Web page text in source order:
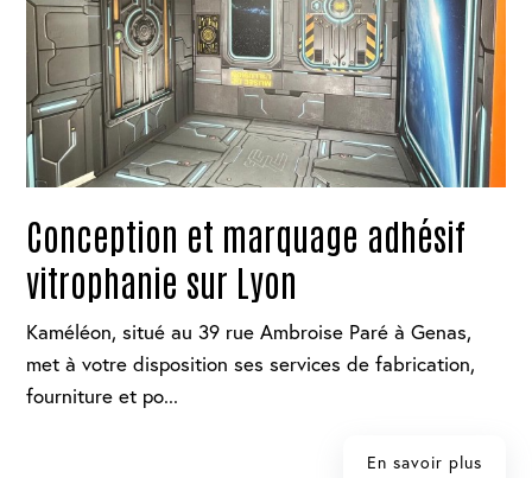
Conception et marquage adhésif
vitrophanie sur Lyon
Kaméléon, situé au 39 rue Ambroise Paré à Genas,
met à votre disposition ses services de fabrication,
fourniture et po...
En savoir plus